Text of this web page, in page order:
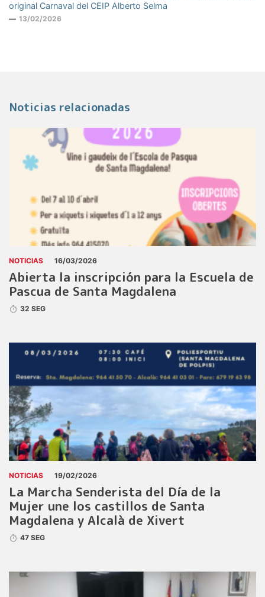
original Carnaval del CEIP Alberto Selma
13/02/2026
Noticias relacionadas
NOTICIAS 16/03/2026
Abierta la inscripción para la Escuela de
Pascua de Santa Magdalena
32 SEG
NOTICIAS 19/02/2026
La Marcha Senderista del Día de la
Mujer une los castillos de Santa
Magdalena y Alcalà de Xivert
47 SEG